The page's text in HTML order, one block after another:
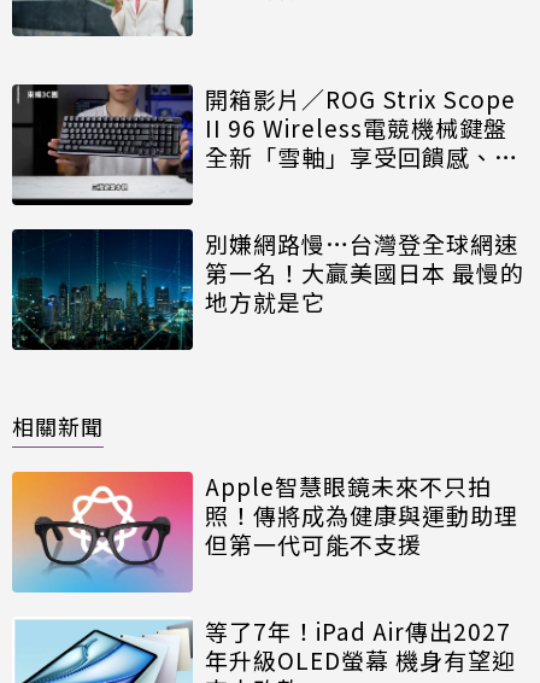
開箱影片／ROG Strix Scope
II 96 Wireless電競機械鍵盤
全新「雪軸」享受回饋感、也
別嫌網路慢…台灣登全球網速
第一名！大贏美國日本 最慢的
地方就是它
相關新聞
Apple智慧眼鏡未來不只拍
照！傳將成為健康與運動助理
但第一代可能不支援
等了7年！iPad Air傳出2027
年升級OLED螢幕 機身有望迎